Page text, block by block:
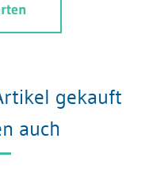
gekauft
auch